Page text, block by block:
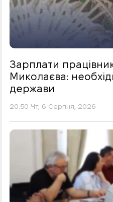
Зарплати
Миколаєва:
держави
20:50 Чт, 6 Серпня, 2026